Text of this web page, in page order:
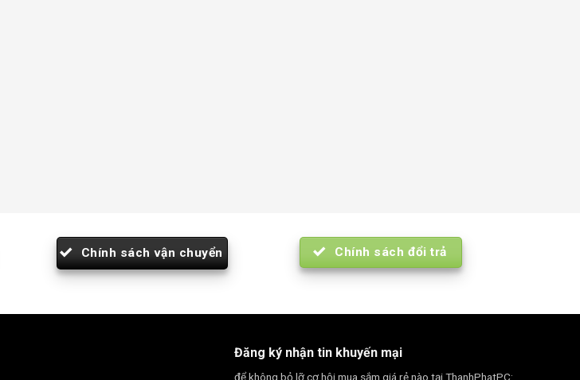
Chính sách vận chuyển Chính sách đổi trả
Đăng ký nhận tin khuyến mại
để không bỏ lỡ cơ hội mua sắm giá rẻ nào tại ThanhPhatPC: